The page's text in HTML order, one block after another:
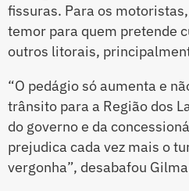
fissuras. Para os
temor para quem pretende
outros litorais,
“O pedágio só aumenta e
trânsito para a Região dos
do governo e da
prejudica cada vez mais o
vergonha”, desabafou